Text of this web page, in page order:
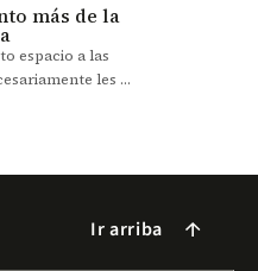
más de la
espacio a las
les ha
Ir arriba arrow_forward